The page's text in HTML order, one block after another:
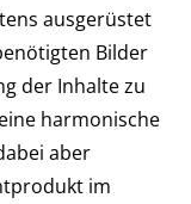
ausgerüstet
Bilder
der Inhalte zu
harmonische
aber
im